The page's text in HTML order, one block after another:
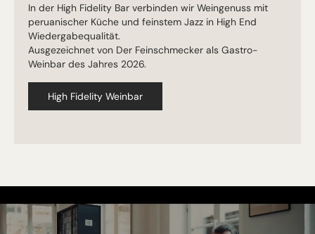
In der High Fidelity Bar verbinden wir Weingenuss mit
peruanischer Küche und feinstem Jazz in High End
Wiedergabequalität.
Ausgezeichnet von Der Feinschmecker als Gastro-
Weinbar des Jahres 2026.
High Fidelity Weinbar